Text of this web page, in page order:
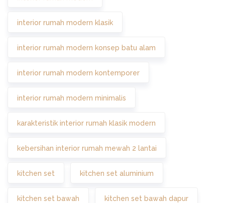
interior rumah modern klasik
interior rumah modern konsep batu alam
interior rumah modern kontemporer
interior rumah modern minimalis
karakteristik interior rumah klasik modern
kebersihan interior rumah mewah 2 lantai
kitchen set kitchen set aluminium
kitchen set bawah kitchen set bawah dapur